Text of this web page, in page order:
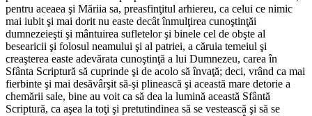
pentru aceaea şi Măriia sa, preasfinţitul arhiereu, ca celui ce nimic
mai iubit şi mai dorit nu easte decât înmulţirea cunoştinţăi
dumnezeieşti şi mântuirea sufletelor şi binele cel de obşte al
besearicii şi folosul neamului şi al patriei, a căruia temeiul şi
creaşterea easte adevărata cunoştinţă a lui Dumnezeu, carea în
Sfânta Scriptură să cuprinde şi de acolo să învaţă; deci, vrând ca mai
fierbinte şi mai desăvârşit să-şi plinească şi această mare detorie a
chemării sale, bine au voit ca să dea la lumină această Sfântă
Scriptură, ca aşea la toţi şi pretutindinea să se vestească şi să se